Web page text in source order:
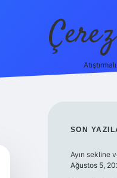
SON
Ayın sekline
Ağustos 5,